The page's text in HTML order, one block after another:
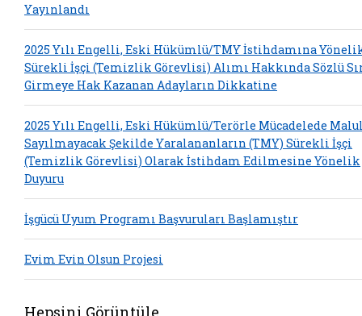
Yayınlandı
2025 Yılı Engelli, Eski Hükümlü/TMY İstihdamına
Sürekli İşçi (Temizlik Görevlisi) Alımı Hakkında Sözlü
Girmeye Hak Kazanan Adayların Dikkatine
2025 Yılı Engelli, Eski Hükümlü/Terörle Mücadelede
Sayılmayacak Şekilde Yaralananların (TMY) Sürekli İşçi
(Temizlik Görevlisi) Olarak İstihdam Edilmesine Yönelik
Duyuru
İşgücü Uyum Programı Başvuruları Başlamıştır
Evim Evin Olsun Projesi
Hepsini Görüntüle